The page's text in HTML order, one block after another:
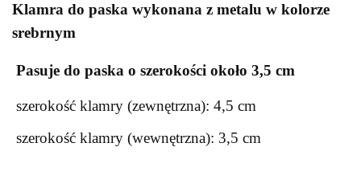
Klamra do paska wykonana z metalu w kolorze
srebrnym
Pasuje do paska o szerokości około 3,5 cm
szerokość klamry (zewnętrzna): 4,5 cm
szerokość klamry (wewnętrzna): 3,5 cm